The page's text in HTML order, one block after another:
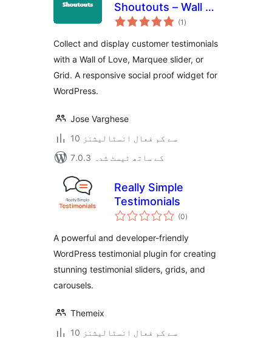
Shoutouts – Wall of
Love & Slider
(1 مجموعی
درجہ
)
Collect and display customer testimonials
with a Wall of Love, Marquee slider, or
Grid. A responsive social proof widget for
WordPress.
Jose Varghese
10 سے کم فعال انسٹالیشنز
7.0.3 کے ساتھ ٹیسٹ شدہ
Really Simple
Testimonials
(0مجموعی
درجہ
)
A powerful and developer-friendly
WordPress testimonial plugin for creating
stunning testimonial sliders, grids, and
carousels.
Themeix
10 سے کم فعال انسٹالیشنز